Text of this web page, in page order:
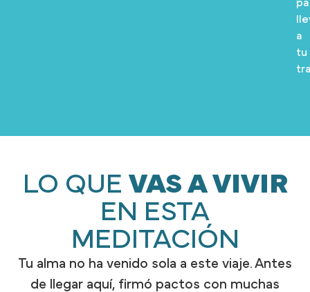
a
tu
LO QUE VAS A VIVIR
EN ESTA
MEDITACIÓN
Tu alma no ha venido sola a este viaje. Antes
de llegar aquí, firmó pactos con muchas